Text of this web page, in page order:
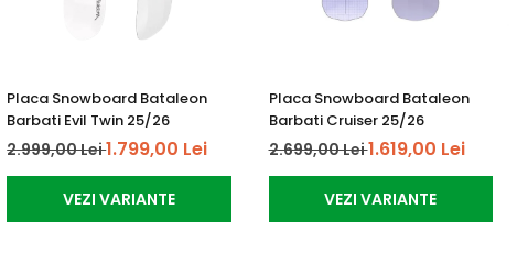
Placa Snowboard Bataleon
Barbati Evil Twin 25/26
2.999,00 Lei1.799,00 Lei
VEZI VARIANTE
Placa Snowboard Bataleon
Barbati Cruiser 25/26
2.699,00 Lei1.619,00 Lei
VEZI VARIANTE